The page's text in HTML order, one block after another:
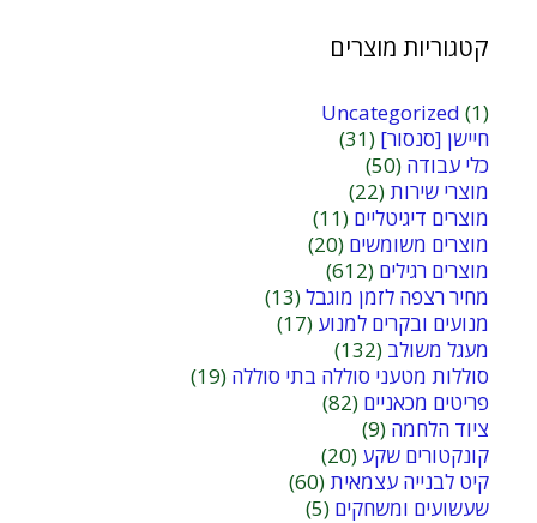
קטגוריות מוצרים
Uncategorized (1)
חיישן [סנסור] (31)
כלי עבודה (50)
מוצרי שירות(22)
מוצרים דיגיטליים (11)
מוצרים משומשים (20)
מוצרים רגילים (612)
מחיר רצפה לזמן מוגבל(13)
מנועים ובקרים למנוע (17)
מעגל משולב (132)
סוללות מטעני סוללה בתי סוללה (19)
פריטים מכאניים (82)
ציוד הלחמה (9)
קונקטורים שקע (20)
קיט לבנייה עצמאית(60)
שעשועים ומשחקים (5)